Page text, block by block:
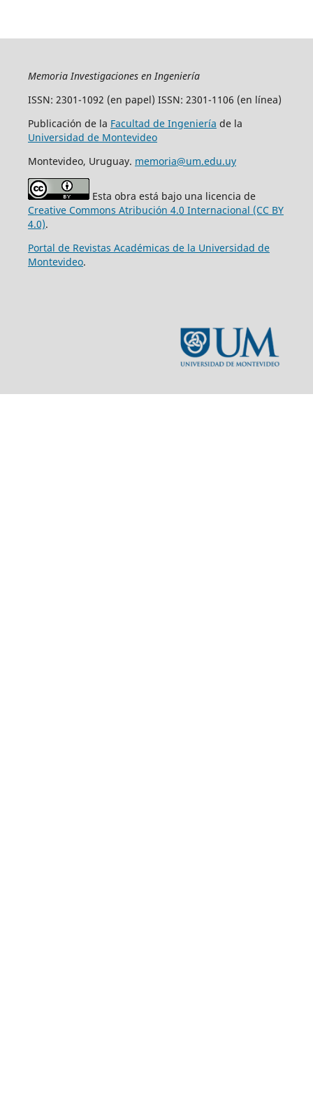
Memoria Investigaciones en Ingeniería
ISSN: 2301-1092 (en papel) ISSN: 2301-1106 (en línea)
Publicación de la Facultad de Ingeniería de la
Universidad de Montevideo
Montevideo, Uruguay. memoria@um.edu.uy
Esta obra está bajo una licencia de
Creative Commons Atribución 4.0 Internacional (CC BY
4.0).
Portal de Revistas Académicas de la Universidad de
Montevideo.